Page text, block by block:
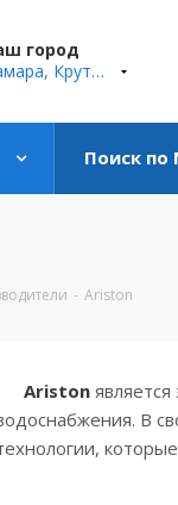
город
Самара, Крутые Ключи
Поиск по
- Ariston
Ariston
В